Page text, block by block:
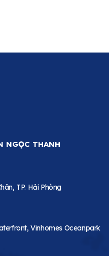
NGỌC THANH
TP. Hải Phòng
Vinhomes Oceanpark